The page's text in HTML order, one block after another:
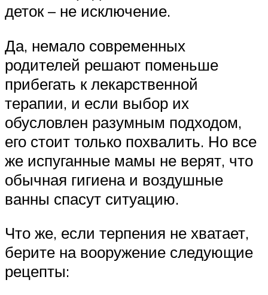
деток – не исключение.
Да, немало современных
родителей решают поменьше
прибегать к лекарственной
терапии, и если выбор их
обусловлен разумным подходом,
его стоит только похвалить. Но все
же испуганные мамы не верят, что
обычная гигиена и воздушные
ванны спасут ситуацию.
Что же, если терпения не хватает,
берите на вооружение следующие
рецепты: